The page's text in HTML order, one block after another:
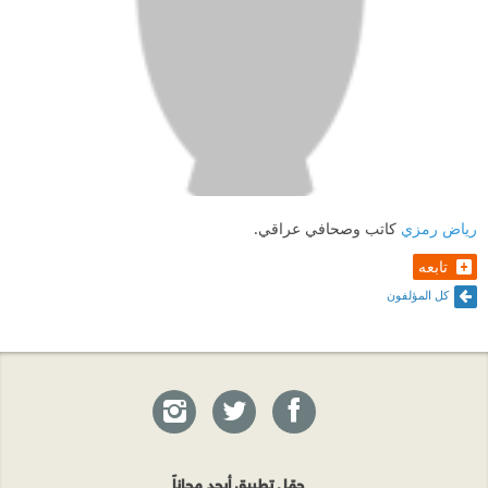
سابقة سبق تناول سلطة صدام بها؟
ـ مقدمة المؤلف التي حاول فيها أن يمهد للزاوية الجديدة
التي سينظر منها إلى صدام حسين قدحت في ذهني سؤالاً
وجيهاً وهو: لماذا تم تجاهل روايات صدام حسين التي
كتبها؟ ألم يكن بالإمكان تحليل نفسية الرجل وفهم دوافعه
التي قادت العراق إلى الكوارث التي حلت به؟ ألم يكن
صدام حسين مالئ الشرق وشاغل الغرب وهو بهذا الحضور
حقيق بأن تقرأ كتاباته جيداً؛ لأنها تعبر عنه بدقة، فالكتابة
معينة وقد يشترك غيره في صناعتها، ويساهم آخرون في
استجابته لها على نحو ما، وإذا كانت خطاباته التي يلقيها قد
يكتبها لها غيره فإن رواياته لم يكتبها أحد سواه، ومن ثم
رياض رمزي كاتب وصحافي عراقي.
تابعه
كل المؤلفون